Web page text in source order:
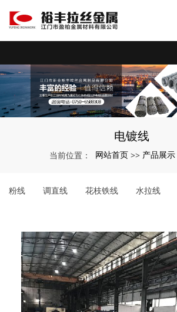
电镀线
当前位置： 网站首页 >> 产品展示
粉线 调直线 花枝铁线 水拉线